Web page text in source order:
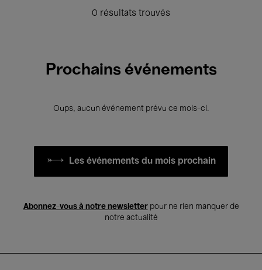
0 résultats trouvés
Prochains événements
Oups, aucun événement prévu ce mois-ci.
Les événements du mois prochain
Abonnez-vous à notre newsletterpour ne rien manquer de
notre actualité